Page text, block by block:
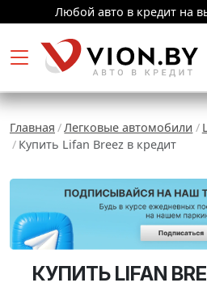
Любой авто в кредит на
Главная Легковые автомобили
Купить Lifan Breez в кредит
КУПИТЬ LIFAN